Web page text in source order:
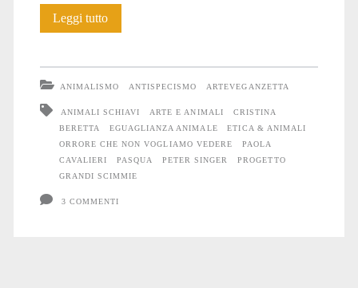
Leggi tuttoL’orrore
vedere
ANIMALISMO ANTISPECISMO ARTEVEGANZETTA
ANIMALI SCHIAVI ARTE E ANIMALI
CRISTINA
BERETTA
EGUAGLIANZA ANIMALE
ETICA & ANIMALI
ORRORE CHE NON VOGLIAMO VEDERE
PAOLA
CAVALIERI
PASQUA PETER SINGER
PROGETTO
GRANDI SCIMMIE
3 COMMENTI